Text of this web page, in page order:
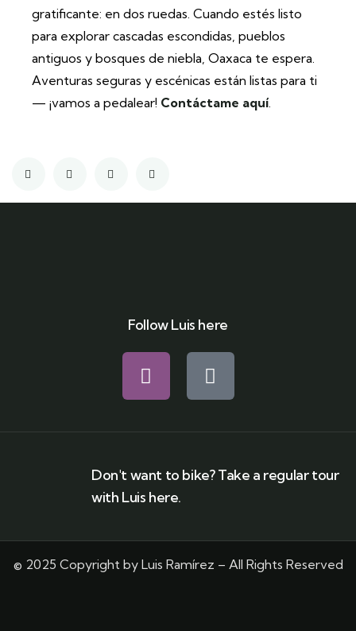
gratificante: en dos ruedas. Cuando estés listo
para explorar cascadas escondidas, pueblos
antiguos y bosques de niebla, Oaxaca te espera.
Aventuras seguras y escénicas están listas para ti
— ¡vamos a pedalear! Contáctame aquí.
Follow Luis here
Don't want to bike? Take a regular tour
with Luis here.
© 2025 Copyright by Luis Ramírez – All Rights Reserved